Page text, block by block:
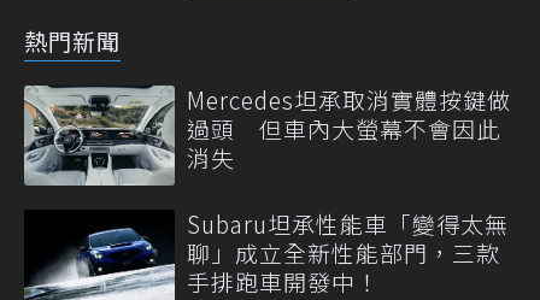
熱門新聞
Mercedes坦承取消實體按鍵做
過頭 但車內大螢幕不會因此
消失
Subaru坦承性能車「變得太無
聊」成立全新性能部門，三款
手排跑車開發中！